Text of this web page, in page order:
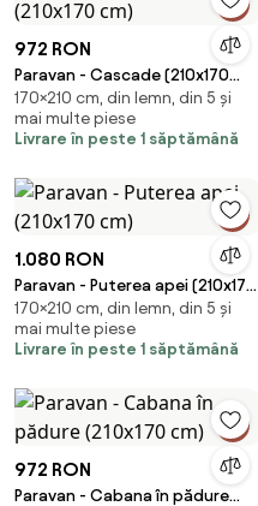
972 RON
Paravan - Cascade (210x170
cm)
170×210 cm, din lemn, din 5 și
mai multe piese
Livrare în peste 1 săptămână
1.080 RON
Paravan - Puterea apei (210x170
cm)
170×210 cm, din lemn, din 5 și
mai multe piese
Livrare în peste 1 săptămână
972 RON
Paravan - Cabana în pădure